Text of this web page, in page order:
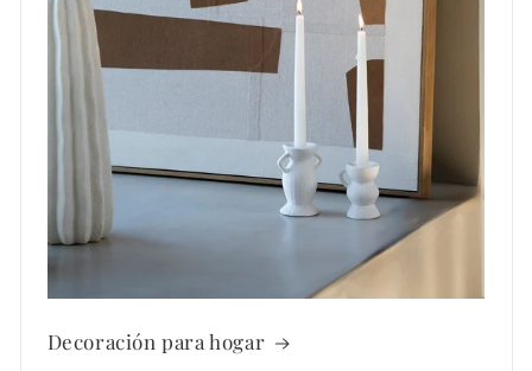
Decoración para hogar